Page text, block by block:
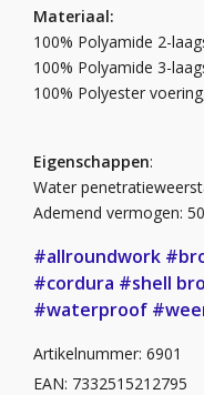
Materiaal:
100% Polyamide 2-
100% Polyamide 3-
100% Polyester
Eigenschappen:
Water
Ademend vermogen:
#allroundwork
#cordura #shell
#waterproof
Artikelnummer: 6901
EAN: 7332515212795